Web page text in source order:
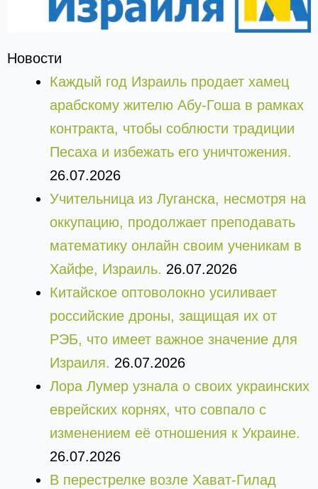
Новости
Каждый год Израиль продает хамец
арабскому жителю Абу-Гоша в рамках
контракта, чтобы соблюсти традиции
Песаха и избежать его уничтожения.
26.07.2026
Учительница из Луганска, несмотря на
оккупацию, продолжает преподавать
математику онлайн своим ученикам в
Хайфе, Израиль. 26.07.2026
Китайское оптоволокно усиливает
российские дроны, защищая их от
РЭБ, что имеет важное значение для
Израиля. 26.07.2026
Лора Лумер узнала о своих украинских
еврейских корнях, что совпало с
изменением её отношения к Украине.
26.07.2026
В перестрелке возле Хават-Гилад